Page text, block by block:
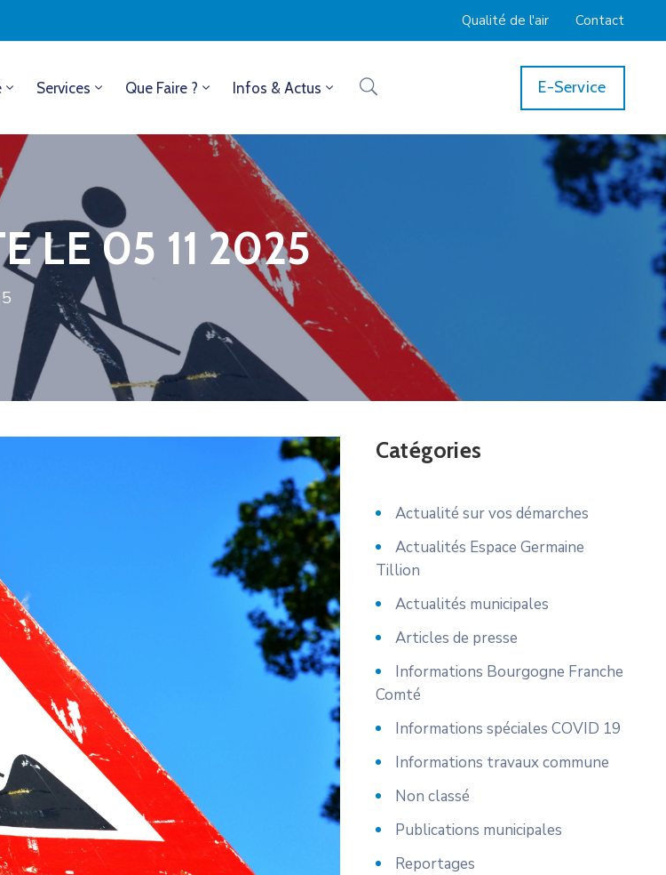
Qualité de l'air Contact
Services Que Faire ? Infos & Actus E-Service
LE 05 11 2025
Catégories
Actualité sur vos démarches
Actualités Espace Germaine
Tillion
Actualités municipales
Articles de presse
Informations Bourgogne Franche
Comté
Informations spéciales COVID 19
Informations travaux commune
Non classé
Publications municipales
Reportages